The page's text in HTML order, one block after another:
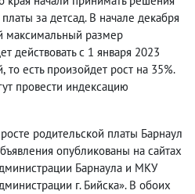
за детсад. В начале декабря
максимальный размер
действовать с 1 января 2023
, то есть произойдет рост на 35%.
провести индексацию
родительской платы Барнаул
опубликованы на сайтах
Барнаула и МКУ
г. Бийска». В обоих